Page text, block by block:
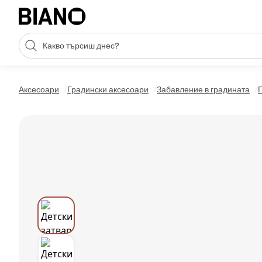
Пропускане към съдържанието
Търсене
Аксесоари Градински аксесоари Забавление в градината